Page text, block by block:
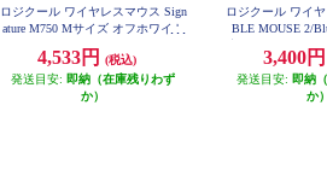
ロジクール ワイヤレスマウス Sign
ature M750 Mサイズ オフホワイト
4,533円
(税込)
発送目安: 即納（在庫残りわず
か）
ロジクール ワイ
BLE MOUSE 2/
3,400
発送目安: 即納
か